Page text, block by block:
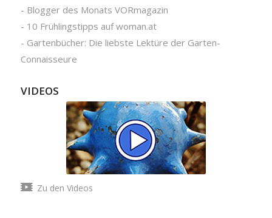
- Blogger des Monats VORmagazin
- 10 Frühlingstipps auf woman.at
- Gartenbücher: Die liebste Lektüre der Garten-
Connaisseure
VIDEOS
Zu den Videos